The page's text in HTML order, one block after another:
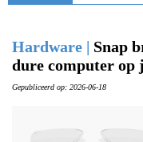
Hardware | Snap
dure computer op
Gepubliceerd op: 2026-06-18